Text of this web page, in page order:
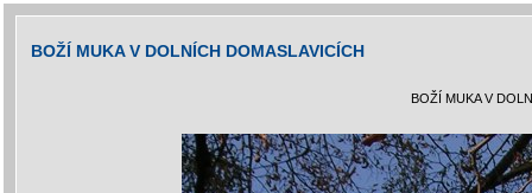
BOŽÍ MUKA V DOLNÍCH DOMASLAVICÍCH
BOŽÍ MUKA V